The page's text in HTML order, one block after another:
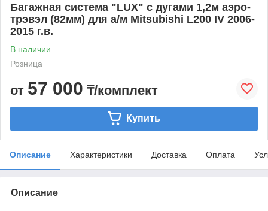
Багажная система "LUX" с дугами 1,2м аэро-
трэвэл (82мм) для а/м Mitsubishi L200 IV 2006-
2015 г.в.
В наличии
Розница
от 57 000 ₸/комплект
Купить
Описание Характеристики Доставка Оплата
Описание